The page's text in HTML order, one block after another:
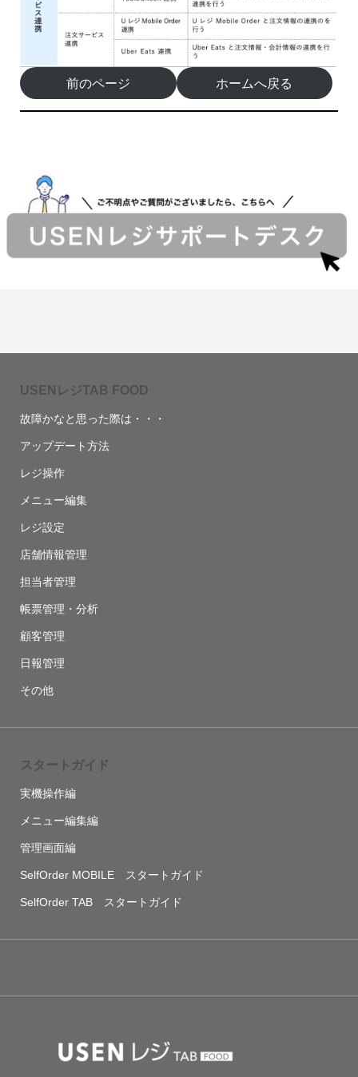
前のページ ホームへ戻る
USENレジTAB FOOD
故障かなと思った際は・・・
アップデート方法
レジ操作
メニュー編集
レジ設定
店舗情報管理
担当者管理
帳票管理・分析
顧客管理
日報管理
その他
スタートガイド
実機操作編
メニュー編集編
管理画面編
SelfOrder MOBILE スタートガイド
SelfOrder TAB スタートガイド